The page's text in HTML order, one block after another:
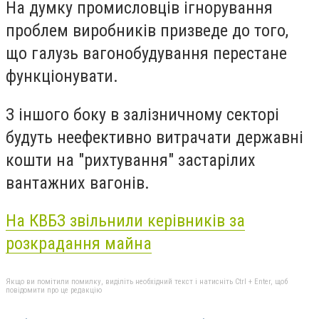
На думку промисловців ігнорування
проблем виробників призведе до того,
що галузь вагонобудування перестане
функціонувати.
З іншого боку в залізничному секторі
будуть неефективно витрачати державні
кошти на "рихтування" застарілих
вантажних вагонів.
На КВБЗ звільнили керівників за
розкрадання майна
Якщо ви помітили помилку, виділіть необхідний текст і натисніть Ctrl + Enter, щоб
повідомити про це редакцію